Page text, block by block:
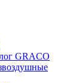
GRACO